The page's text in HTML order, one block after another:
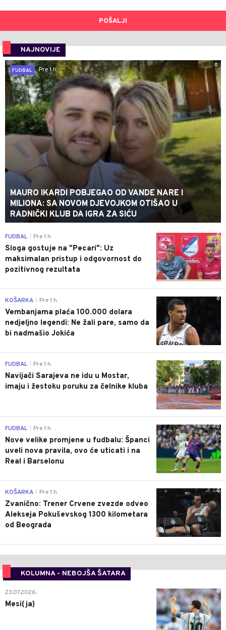
POŠALJI
NAJNOVIJE
0
FUDBAL
Pre 1 h
MAURO IKARDI POBJEGAO OD VANDE NARE I
MILIONA: SA NOVOM DJEVOJKOM OTIŠAO U
RADNIČKI KLUB DA IGRA ZA SIĆU
0
FUDBAL Pre 1 h
Sloga gostuje na "Pecari": Uz
maksimalan pristup i odgovornost do
pozitivnog rezultata
0
KOŠARKA Pre 1 h
Vembanjama plaća 100.000 dolara
nedjeljno legendi: Ne žali pare, samo da
bi nadmašio Jokića
0
FUDBAL Pre 1 h
Navijači Sarajeva ne idu u Mostar,
imaju i žestoku poruku za čelnike kluba
0
FUDBAL Pre 1 h
Nove velike promjene u fudbalu: Španci
uveli nova pravila, ovo će uticati i na
Real i Barselonu
0
KOŠARKA Pre 1 h
Zvanično: Trener Crvene zvezde odveo
Alekseja Pokuševskog 1300 kilometara
od Beograda
KOLUMNA - NEBOJŠA ŠATARA
0
23.07.2026.
Mesi(ja)